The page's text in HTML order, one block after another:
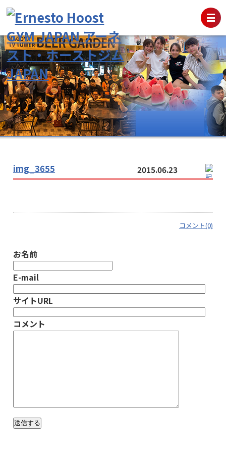
img_3655 2015.06.23
コメント(0)
お名前
E-mail
サイトURL
コメント